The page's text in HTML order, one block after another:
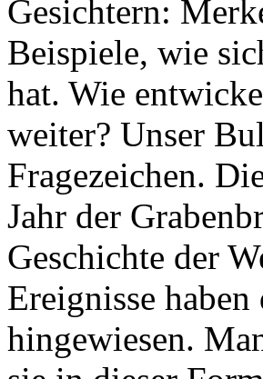
Gesichtern:
Beispiele, wie
hat. Wie
weiter? Unser
Fragezeichen.
Jahr der
Geschichte der
Ereignisse
hingewiesen.